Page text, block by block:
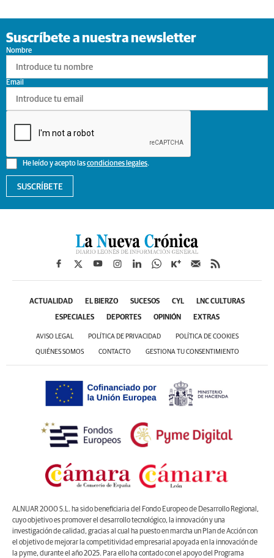
Suscríbete a nuestra newsletter
Nombre
He leído y acepto lascondiciones legales.
Email
SUSCRÍBETE
ACTUALIDAD EL BIERZO SUCESOS CYL LNC CULTURAS
ESPECIALES DEPORTES OPINIÓN EXTRAS
AVISO LEGAL POLÍTICA DE PRIVACIDAD POLÍTICA DE COOKIES
QUIÉNES SOMOS CONTACTO GESTIONA TU CONSENTIMIENTO
ALNUAR 2000 S.L. ha sido beneficiaria del Fondo Europeo de Desarrollo Regional,
cuyo objetivo es promover el desarrollo tecnológico, la innovación y una
investigación de calidad, gracias al cual ha puesto en marcha un Plan de Acción con
el objetivo de mejorar la competitividad empresarial apoyada en la innovación de
la pyme, durante el año 2025. Para ello ha contado con el apoyo del Programa